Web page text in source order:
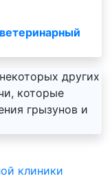
других
которые
грызунов и
клиники